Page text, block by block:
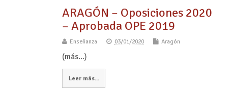
ARAGÓN – Oposiciones 2020
– Aprobada OPE 2019
Enseñanza 03/01/2020 Aragón
(más…)
Leer más...